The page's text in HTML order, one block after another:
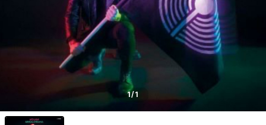
1/1